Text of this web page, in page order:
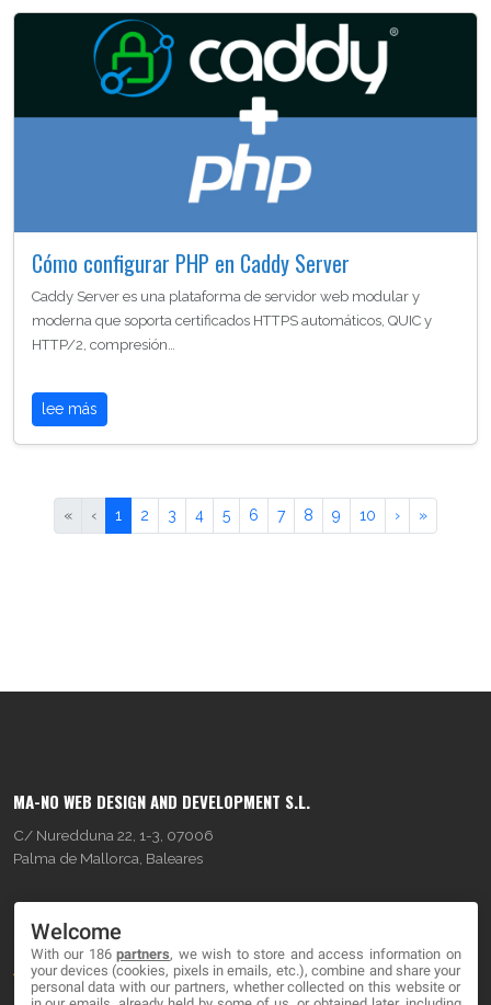
Cómo configurar PHP en Caddy Server
Caddy Server es una plataforma de servidor web modular y
moderna que soporta certificados HTTPS automáticos, QUIC y
HTTP/2, compresión…
lee más
« ‹ 1 2 3 4 5 6 7 8 9 10 › »
MA-NO WEB DESIGN AND DEVELOPMENT S.L.
C/ Nuredduna 22, 1-3, 07006
Palma de Mallorca, Baleares
About
Welcome
With our 186partners, we wish to store and access information on
your devices (cookies, pixels in emails, etc.), combine and share your
personal data with our partners, whether collected on this website or